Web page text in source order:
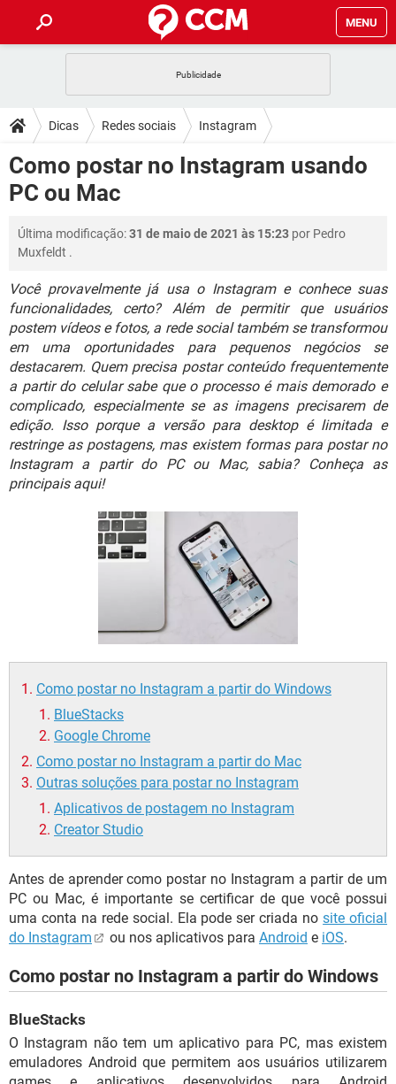
MENU
CELULAR FACEBOOK
OUTLOOK EXCEL
INSTAGRAM
DICAS
JOGOS WHATSAPP
CELULAR FACEBOOK
INSTAGRAM GMAIL
DOWNLOADS
JOGOS
OUTLOOK
INSTAGRAM GMAIL
GUIA DE COMPRAS
FÓRUM
JOGOS WHATSAPP
OUTLOOK EXCEL
INSTAGRAM GMAIL
GUIA DE COMPRAS
GLOSSÁRIO
JOGOS WHATSAPP
CELULAR FACEBOOK
OUTLOOK EXCEL
INSTAGRAM GMAIL
GUIA DE COMPRAS
Dicas Redes sociais Instagram
Como postar no Instagram usando
PC ou Mac
Última modificação:31 de maio de 2021 às 15:23 por Pedro
Muxfeldt .
Você provavelmente já usa o Instagram e conhece suas
funcionalidades, certo? Além de permitir que usuários
postem vídeos e fotos, a rede social também se transformou
em uma oportunidades para pequenos negócios se
destacarem. Quem precisa postar conteúdo frequentemente
a partir do celular sabe que o processo é mais demorado e
complicado, especialmente se as imagens precisarem de
edição. Isso porque a versão para desktop é limitada e
restringe as postagens, mas existem formas para postar no
Instagram a partir do PC ou Mac, sabia? Conheça as
principais aqui!
Como postar no Instagram a partir do Windows
BlueStacks
Google Chrome
Como postar no Instagram a partir do Mac
Outras soluções para postar no Instagram
Aplicativos de postagem no Instagram
Creator Studio
Antes de aprender como postar no Instagram a partir de um
PC ou Mac, é importante se certificar de que você possui
uma conta na rede social. Ela pode ser criada nosite oficial
do Instagram
ou nos aplicativos para Android e iOS.
Como postar no Instagram a partir do Windows
BlueStacks
O Instagram não tem um aplicativo para PC, mas existem
emuladores Android que permitem aos usuários utilizarem